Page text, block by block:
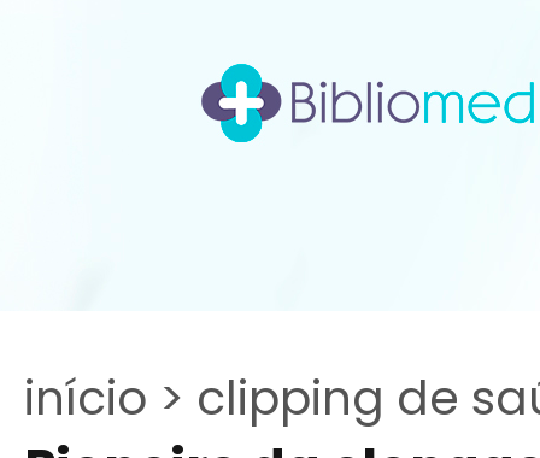
início > clipping de